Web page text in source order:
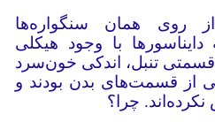
روی همان سنگواره‌ها
با وجود هیکلی
تنبل، اندکی خون‌سرد
از قسمت‌های بدن بودند و
چرا؟